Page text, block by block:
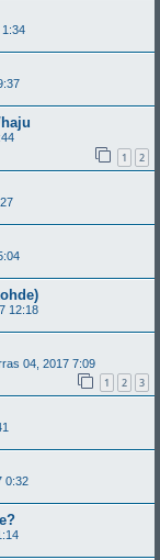
1 2
12:18
04, 2017 7:09
1 2 3
0:32